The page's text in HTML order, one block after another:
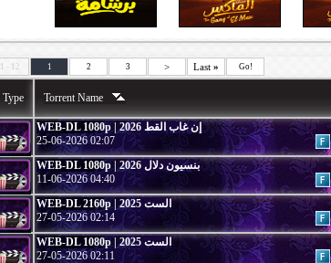
1 - 12 1 2 3 > Last » Go!
Type Torrent Name
WEB-DL 1080p | 2026 إن غاب القط
25-06-2026 02:07
WEB-DL 1080p | 2026 بنسيون دلال
11-06-2026 04:40
WEB-DL 2160p | 2025 الست
27-05-2026 02:14
WEB-DL 1080p | 2025 الست
27-05-2026 02:11